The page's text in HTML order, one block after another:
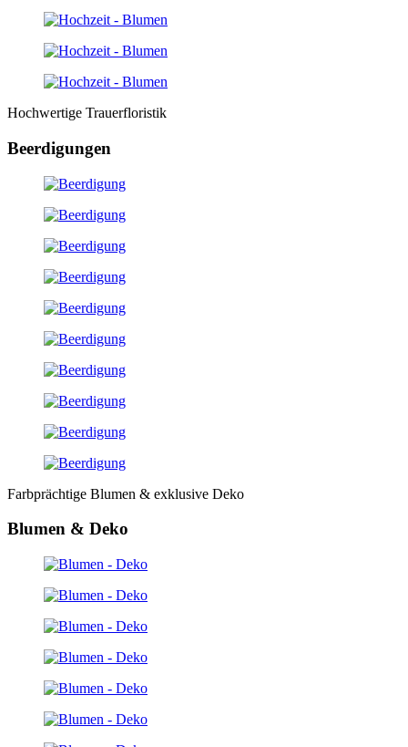
Hochwertige Trauerfloristik
Beerdigungen
Farbprächtige Blumen & exklusive Deko
Blumen & Deko